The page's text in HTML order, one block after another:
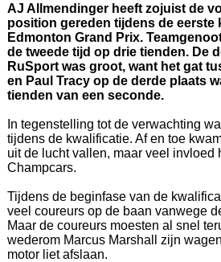
AJ Allmendinger heeft zojuist de
position gereden tijdens de eerste
Edmonton Grand Prix.
de tweede tijd op drie tienden. De
RuSport was groot, want het gat
en Paul Tracy op de derde plaats
tienden van een seconde.
In tegenstelling tot de verwachting
tijdens de kwalificatie. Af en toe
uit de lucht vallen, maar veel invloed
Champcars.
Tijdens de beginfase van de
veel coureurs op de baan vanwege
Maar de coureurs moesten al snel
wederom Marcus Marshall zijn
motor liet afslaan.